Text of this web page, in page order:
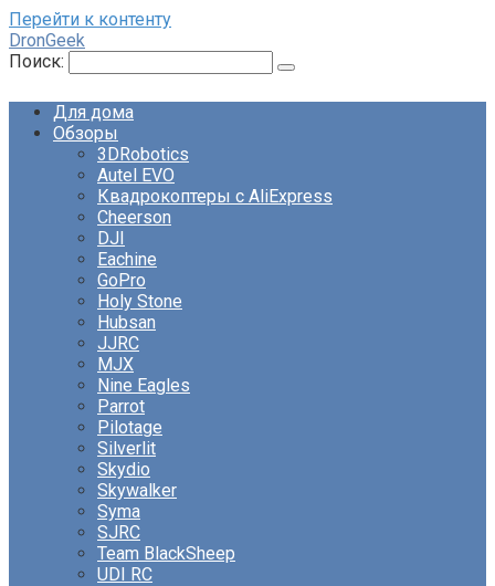
Перейти к контенту
DronGeek
Поиск:
Для дома
Обзоры
3DRobotics
Autel EVO
Квадрокоптеры с AliExpress
Cheerson
DJI
Eachine
GoPro
Holy Stone
Hubsan
JJRC
MJX
Nine Eagles
Parrot
Pilotage
Silverlit
Skydio
Skywalker
Syma
SJRC
Team BlackSheep
UDI RC